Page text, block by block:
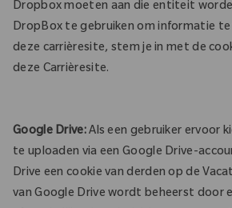
Dropbox moeten aan die entiteit
DropBox te gebruiken om informatie te
deze carrièresite, stem je in met de
deze Carrièresite.
Google Drive:Als een gebruiker ervoor
te uploaden via een Google Drive-
Drive een cookie van derden op de
van Google Drive wordt beheerst door